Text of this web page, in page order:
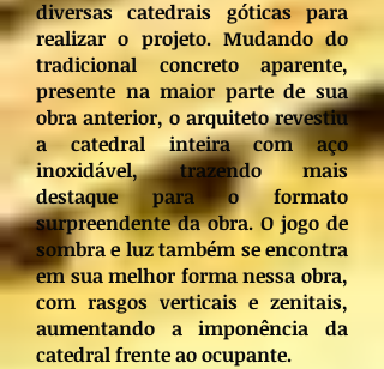
diversas catedrais góticas para
realizar o projeto. Mudando do
tradicional concreto aparente,
presente na maior parte de sua
obra anterior, o arquiteto revestiu
a catedral inteira com aço
inoxidável, trazendo mais
destaque para o formato
surpreendente da obra. O jogo de
sombra e luz também se encontra
em sua melhor forma nessa obra,
com rasgos verticais e zenitais,
aumentando a imponência da
catedral frente ao ocupante.